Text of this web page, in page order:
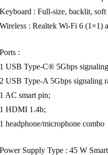
Keyboard : Full-size, backlit, soft
Wireless : Realtek Wi-Fi 6 (1×1)
Ports :
1 USB Type-C® 5Gbps
2 USB Type-A 5Gbps signaling
1 AC smart pin;
1 HDMI 1.4b;
1 headphone/microphone combo
Power Supply Type : 45 W